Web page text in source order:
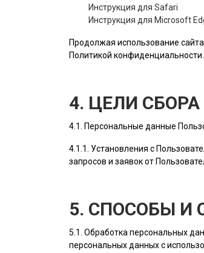
Инструкция для Safari
Инструкция для Microsoft
Продолжая использование сайта
Политикой конфиденциальности.
4. ЦЕЛИ
4.1. Персональные данные
4.1.1. Установления с
запросов и заявок от
5. СПОСОБЫ И
5.1. Обработка персональных
персональных данных с